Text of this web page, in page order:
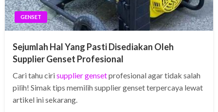
GENSET
Sejumlah Hal Yang Pasti Disediakan Oleh
Supplier Genset Profesional
Cari tahu cirisupplier gensetprofesional agar tidak salah
pilih! Simak tips memilih supplier genset terpercaya lewat
artikel ini sekarang.